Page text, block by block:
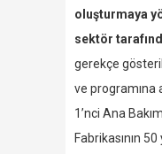
oluşturmaya
sektör
gerekçe
ve programına
1’nci Ana
Fabrikasının